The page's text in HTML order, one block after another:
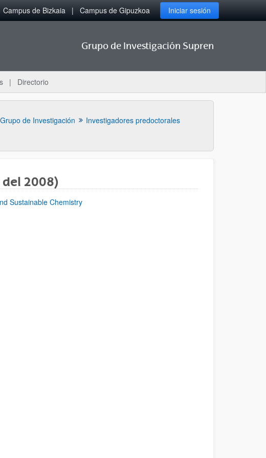
Campus de Bizkaia Campus de Gipuzkoa Iniciar sesión
Grupo de Investigación Supren
Directorio
Grupo de Investigación
Investigadores predoctorales
2008)
Sustainable Chemistry